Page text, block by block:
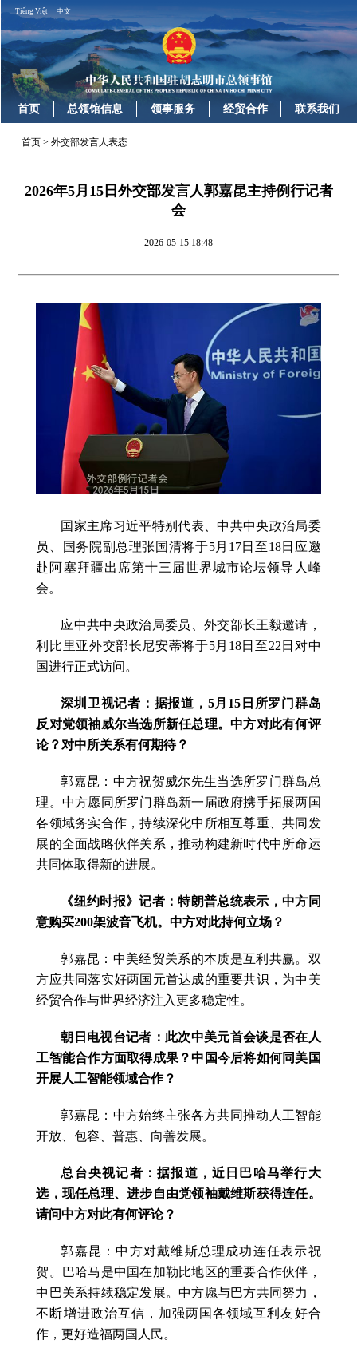
Tiếng Việt 中文
首页 总领馆信息 领事服务 经贸合作 联系我们
首页 >外交部发言人表态
2026年5月15日外交部发言人郭嘉昆主持例行记者
会
2026-05-15 18:48
国家主席习近平特别代表、中共中央政治局委
员、国务院副总理张国清将于5月17日至18日应邀
赴阿塞拜疆出席第十三届世界城市论坛领导人峰
会。
应中共中央政治局委员、外交部长王毅邀请，
利比里亚外交部长尼安蒂将于5月18日至22日对中
国进行正式访问。
深圳卫视记者：据报道，5月15日所罗门群岛
反对党领袖威尔当选所新任总理。中方对此有何评
论？对中所关系有何期待？
郭嘉昆：中方祝贺威尔先生当选所罗门群岛总
理。中方愿同所罗门群岛新一届政府携手拓展两国
各领域务实合作，持续深化中所相互尊重、共同发
展的全面战略伙伴关系，推动构建新时代中所命运
共同体取得新的进展。
《纽约时报》记者：特朗普总统表示，中方同
意购买200架波音飞机。中方对此持何立场？
郭嘉昆：中美经贸关系的本质是互利共赢。双
方应共同落实好两国元首达成的重要共识，为中美
经贸合作与世界经济注入更多稳定性。
朝日电视台记者：此次中美元首会谈是否在人
工智能合作方面取得成果？中国今后将如何同美国
开展人工智能领域合作？
郭嘉昆：中方始终主张各方共同推动人工智能
开放、包容、普惠、向善发展。
总台央视记者：据报道，近日巴哈马举行大
选，现任总理、进步自由党领袖戴维斯获得连任。
请问中方对此有何评论？
郭嘉昆：中方对戴维斯总理成功连任表示祝
贺。巴哈马是中国在加勒比地区的重要合作伙伴，
中巴关系持续稳定发展。中方愿与巴方共同努力，
不断增进政治互信，加强两国各领域互利友好合
作，更好造福两国人民。